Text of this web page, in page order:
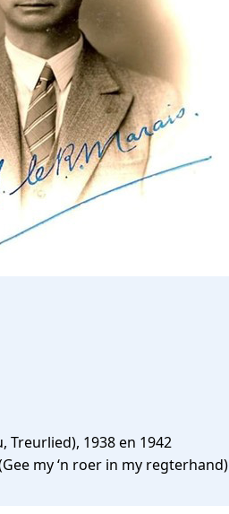
Treurlied), 1938 en 1942
my ‘n roer in my regterhand)